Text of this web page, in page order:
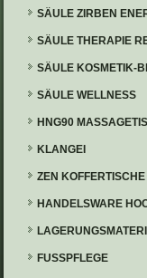
SÄULE ZIRBEN
SÄULE THERAPIE
SÄULE KOSMETIK-
SÄULE WELLNESS
HNG90
KLANGEI
ZEN KOFFERTISCHE
HANDELSWARE
FUSSPFLEGE